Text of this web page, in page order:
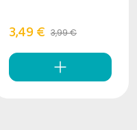
3,49 € 3,99 €